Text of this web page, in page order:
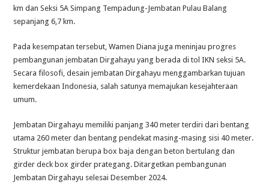
km dan Seksi 5A Simpang Tempadung-Jembatan Pulau Balang
sepanjang 6,7 km.
Pada kesempatan tersebut, Wamen Diana juga meninjau progres
pembangunan jembatan Dirgahayu yang berada di tol IKN seksi 5A.
Secara filosofi, desain jembatan Dirgahayu menggambarkan tujuan
kemerdekaan Indonesia, salah satunya memajukan kesejahteraan
umum.
Jembatan Dirgahayu memiliki panjang 340 meter terdiri dari bentang
utama 260 meter dan bentang pendekat masing-masing sisi 40 meter.
Struktur jembatan berupa box baja dengan beton bertulang dan
girder deck box girder prategang. Ditargetkan pembangunan
Jembatan Dirgahayu selesai Desember 2024.